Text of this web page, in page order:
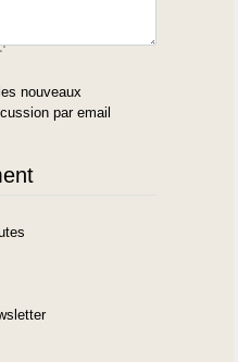
nouveaux
par email